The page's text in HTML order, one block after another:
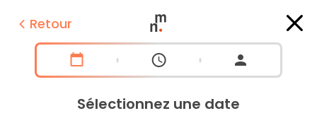
Retour
Sélectionnez une date